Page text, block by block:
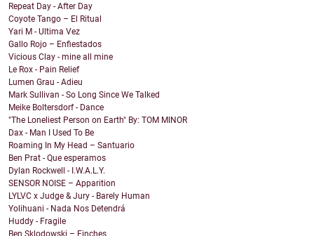
Repeat Day - After Day
Coyote Tango – El Ritual
Yari M - Ultima Vez
Gallo Rojo – Enfiestados
Vicious Clay - mine all mine
Le Rox - Pain Relief
Lumen Grau - Adieu
Mark Sullivan - So Long Since We Talked
Meike Boltersdorf - Dance
"The Loneliest Person on Earth" By: TOM MINOR
Dax - Man I Used To Be
Roaming In My Head – Santuario
Ben Prat - Que esperamos
Dylan Rockwell - I.W.A.L.Y.
SENSOR NOISE – Apparition
LYLVC x Judge & Jury - Barely Human
Yolihuani - Nada Nos Detendrá
Huddy - Fragile
Ben Sklodowski – Finches